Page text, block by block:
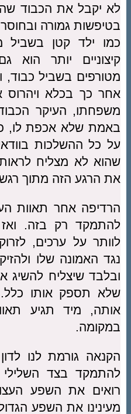
לא יקבל את הכבוד
בטיפשות גמורה
כמו ילד קטן בשביל
קיצוניים יותר הוא
מטורפים בשביל
אחר כך בכלא ויהרוס
משפחתו, העיקר
באמת שלא אכפת לו,
על כל ההשלכות
שהוא לא מצליח
את הרגע הזה מתוך
הרדיפה אחר תאוות
להתמקד רק בזה.
לוותר על ערכים,
נגד האמונה שלו
ובלבד שיצליח להשיג
שלא תספק אותו כלל.
אותה, מיד תגיע
במקומה.
הקנאה גורמת לנו
להתמקד בצד
רואים את השפע
מעינינו את השפע